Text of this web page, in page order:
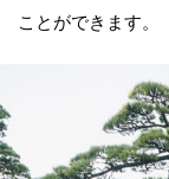
ことができます。